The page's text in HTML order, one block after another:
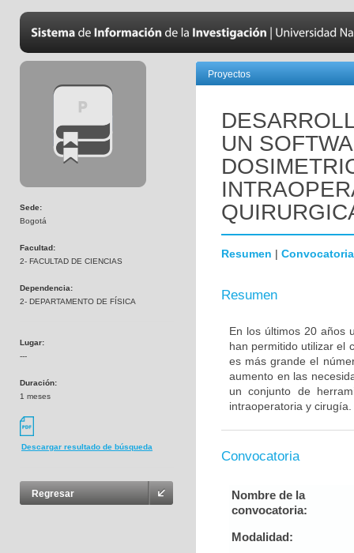
Sede:
Bogotá
Facultad:
2- FACULTAD DE CIENCIAS
Dependencia:
2- DEPARTAMENTO DE FÍSICA
Lugar:
---
Duración:
1 meses
Descargar resultado de búsqueda
Regresar
Proyectos
UN
Resumen | Convocatoria
Resumen
En los últimos 20 años
han permitido utilizar el
es más grande el
aumento en las
un conjunto de
intraoperatoria y cirugía.
Convocatoria
Nombre de la
convocatoria:
Modalidad: